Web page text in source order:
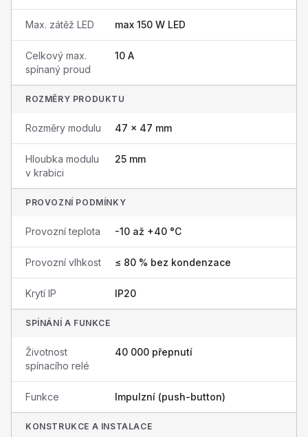
Max. zátěž LED max 150 W LED
Celkový max.
spínaný proud
10 A
ROZMĚRY PRODUKTU
Rozměry modulu 47 × 47 mm
Hloubka modulu
v krabici
25 mm
PROVOZNÍ PODMÍNKY
Provozní teplota -10 až +40 °C
Provozní vlhkost ≤ 80 % bez kondenzace
Krytí IP IP20
SPÍNÁNÍ A FUNKCE
Životnost
spínacího relé
40 000 přepnutí
Funkce Impulzní (push-button)
KONSTRUKCE A INSTALACE